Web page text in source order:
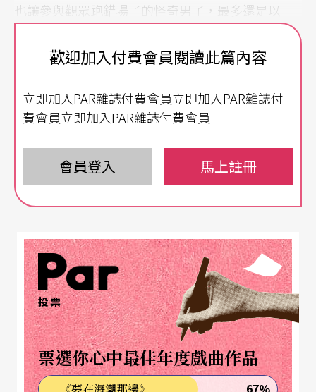
也讓參與觀眾跑錯場子的怪奇男子，最多還是以
那會是：摩羯座，B型。
高中以前，張吉米還沒長成這樣鬼點子一籮筐，眼
神不閃不躲地，對生活、藝術、人充滿好奇的樣
子，「我很害羞，我不看人，那時都靠鞋子記人，
後來老師糾正我，我為了訓練自己才到路上到處瞪
著眼睛找人看，在公車、在捷運上，看久了，才發
臉，後來不靠鞋子，就靠星座血型記憶朋友、觀
眾，比如他為每位參與《CYH-279 摩托計程車》的
觀眾寫報導發表網誌，至今仍記得每位參與者的星
座血型，「觀眾不只是觀眾的標籤，他是每一個
人。」
歡迎加入付費會員閱讀此篇內容
立即加入PAR雜誌付費會員立即加入PAR雜誌付
費會員立即加入PAR雜誌付費會員
會員登入 馬上註冊
投票
票選你心中最佳年度戲曲作品